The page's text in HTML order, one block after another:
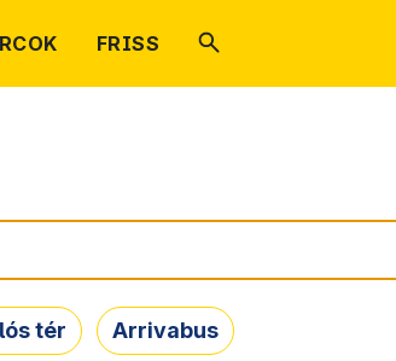
FRISS
tér Arrivabus